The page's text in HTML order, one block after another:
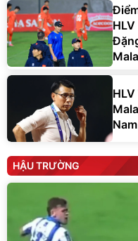
Nam
HẬU TRƯỜNG